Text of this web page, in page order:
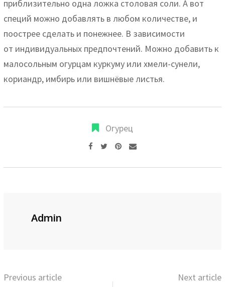
приблизительно одна ложка столовая соли. А вот
специй можно добавлять в любом количестве, и
поострее сделать и понежнее. В зависимости
от индивидуальных предпочтений. Можно добавить к
малосольным огурцам куркуму или хмели-сунели,
кориандр, имбирь или вишнёвые листья.
Огурец
Pinterest
Share
Admin
Previous article Next article